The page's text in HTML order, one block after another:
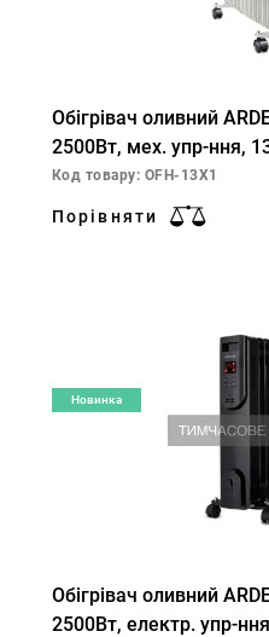
Обігрівач оливний
2500Вт, мех. упр-ння,
Код товару: OFH-13X1
Порівняти
Новинка
Обігрівач оливний
2500Вт, електр. упр-